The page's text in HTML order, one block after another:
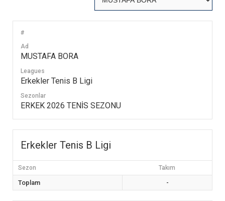
#
Ad
MUSTAFA BORA
Leagues
Erkekler Tenis B Ligi
Sezonlar
ERKEK 2026 TENİS SEZONU
Erkekler Tenis B Ligi
Sezon Takım
Toplam -